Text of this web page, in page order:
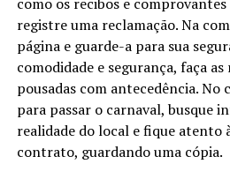
registre uma reclamação. Na
página e guarde-a para sua
comodidade e segurança, faça
pousadas com antecedência. No
para passar o carnaval, busque
realidade do local e fique atento
contrato, guardando uma cópia.